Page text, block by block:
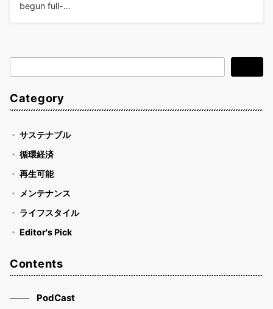
begun full-…
索
Category
サステナブル
循環経済
再生可能
メンテナンス
ライフスタイル
Editor's Pick
Contents
PodCast